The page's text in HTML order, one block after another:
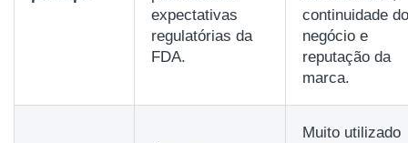
expectativas
regulatórias da
FDA.
continuidade do
negócio e
reputação da
marca.
Muito utilizado